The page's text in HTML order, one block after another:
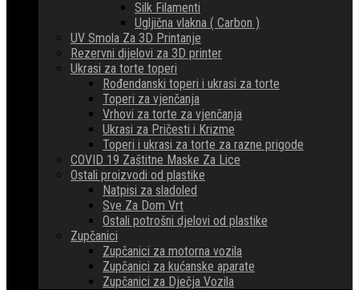
Silk Filamenti
Ugljična vlakna ( Carbon )
UV Smola Za 3D Printanje
Rezervni dijelovi za 3D printer
Ukrasi za torte toperi
Rođendanski toperi i ukrasi za torte
Toperi za vjenčanja
Vrhovi za torte za vjenčanja
Ukrasi za Pričesti i Krizme
Toperi i ukrasi za torte za razne prigode
COVID 19 Zaštitne Maske Za Lice
Ostali proizvodi od plastike
Natpisi za sladoled
Sve Za Dom Vrt
Ostali potrošni djelovi od plastike
Zupčanici
Zupčanici za motorna vozila
Zupčanici za kućanske aparate
Zupčanici za Dječja Vozila